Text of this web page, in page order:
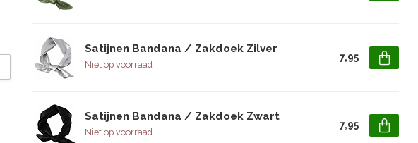
Satijnen Bandana / Zakdoek Zilver
Niet op voorraad
7,95
Satijnen Bandana / Zakdoek Zwart
Niet op voorraad
7,95